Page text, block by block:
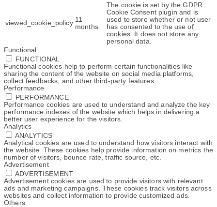
viewed_cookie_policy 11
months
The cookie is set by the GDPR
Cookie Consent plugin and is
used to store whether or not user
has consented to the use of
cookies. It does not store any
personal data.
Functional
FUNCTIONAL
Functional cookies help to perform certain functionalities like
sharing the content of the website on social media platforms,
collect feedbacks, and other third-party features.
Performance
PERFORMANCE
Performance cookies are used to understand and analyze the key
performance indexes of the website which helps in delivering a
better user experience for the visitors.
Analytics
ANALYTICS
Analytical cookies are used to understand how visitors interact with
the website. These cookies help provide information on metrics the
number of visitors, bounce rate, traffic source, etc.
Advertisement
ADVERTISEMENT
Advertisement cookies are used to provide visitors with relevant
ads and marketing campaigns. These cookies track visitors across
websites and collect information to provide customized ads.
Others